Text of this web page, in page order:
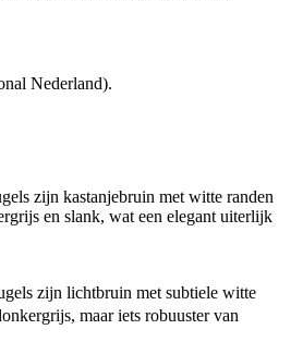
Nederland).
zijn kastanjebruin met witte randen
en slank, wat een elegant uiterlijk
zijn lichtbruin met subtiele witte
maar iets robuuster van